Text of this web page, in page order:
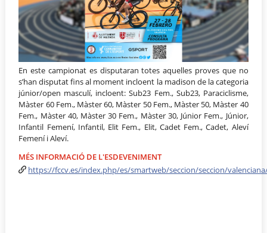
En este campionat es disputaran totes aquelles proves que no
s’han disputat fins al moment incloent la madison de la categoria
júnior/open masculí, incloent: Sub23 Fem., Sub23, Paraciclisme,
Màster 60 Fem., Màster 60, Màster 50 Fem., Màster 50, Màster 40
Fem., Màster 40, Màster 30 Fem., Màster 30, Júnior Fem., Júnior,
Infantil Femení, Infantil, Elit Fem., Elit, Cadet Fem., Cadet, Aleví
Femení i Aleví.
MÉS INFORMACIÓ DE L'ESDEVENIMENT
https://fccv.es/index.php/es/smartweb/seccion/seccion/